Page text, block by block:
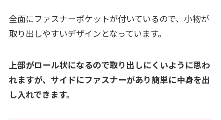
全面にファスナーポケットが付いているので、小物が
取り出しやすいデザインとなっています。
上部がロール状になるので取り出しにくいように思わ
れますが、サイドにファスナーがあり簡単に中身を出
し入れできます。